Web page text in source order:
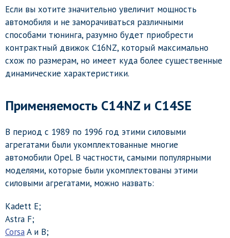
Если вы хотите значительно увеличит мощность
автомобиля и не заморачиваться различными
способами тюнинга, разумно будет приобрести
контрактный движок C16NZ, который максимально
схож по размерам, но имеет куда более существенные
динамические характеристики.
Применяемость C14NZ и C14SE
В период с 1989 по 1996 год этими силовыми
агрегатами были укомплектованные многие
автомобили Opel. В частности, самыми популярными
моделями, которые были укомплектованы этими
силовыми агрегатами, можно назвать:
Kadett E;
Astra F;
CorsaA и B;